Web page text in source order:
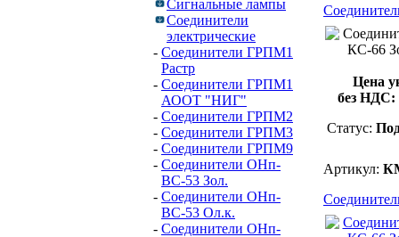
Сигнальные лампы
Соединители
электрические
- Соединители ГРПМ1
Растр
- Соединители ГРПМ1
АООТ "НИГ"
- Соединители ГРПМ2
- Соединители ГРПМ3
- Соединители ГРПМ9
- Соединители ОНп-
ВС-53 Зол.
- Соединители ОНп-
ВС-53 Ол.к.
- Соединители ОНп-
Цена
без НДС:
Статус:
Артикул: